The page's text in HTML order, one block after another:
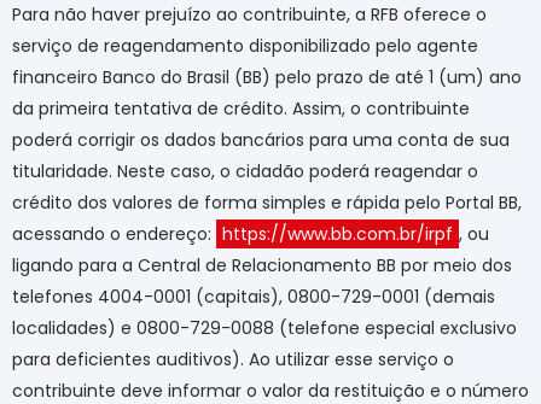
Para não haver prejuízo ao contribuinte, a RFB oferece o
serviço de reagendamento disponibilizado pelo agente
financeiro Banco do Brasil (BB) pelo prazo de até 1 (um) ano
da primeira tentativa de crédito. Assim, o contribuinte
poderá corrigir os dados bancários para uma conta de sua
titularidade. Neste caso, o cidadão poderá reagendar o
crédito dos valores de forma simples e rápida pelo Portal BB,
acessando o endereço: https://www.bb.com.br/irpf , ou
ligando para a Central de Relacionamento BB por meio dos
telefones 4004-0001 (capitais), 0800-729-0001 (demais
localidades) e 0800-729-0088 (telefone especial exclusivo
para deficientes auditivos). Ao utilizar esse serviço o
contribuinte deve informar o valor da restituição e o número